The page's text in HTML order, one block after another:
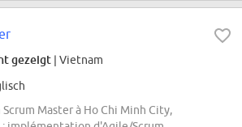
gezeigt | Vietnam
Master à Ho Chi Minh City,